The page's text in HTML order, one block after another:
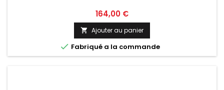
Prix
164,00 €
 Ajouter au panier
 Fabriqué a la commande